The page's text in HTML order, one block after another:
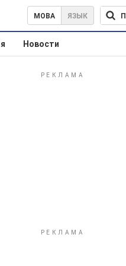
МОВА ЯЗЫК
Новости